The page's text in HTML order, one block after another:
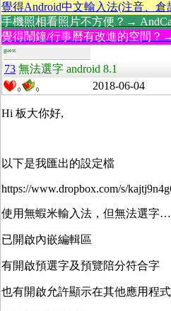
覺得Android中文輸入法(注音、
手機照相看照片不方便？→
覺得鬧鐘/行事曆有改進的空間？
guest
73 無法選字 android 8.1
0 0 2018-06-04
Hi 板大你好,
以下是我匯出的設定檔
https://www.dropbox.com/s/
使用無蝦米輸入法，但無法選字…
已開啟內嵌編輯區
有開啟預選字及預覽陪分符合字
也有開啟允許顯示在其他應用程式